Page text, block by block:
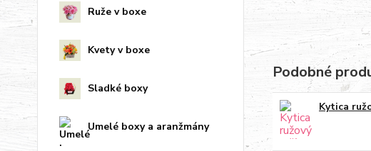
Ruže v boxe
Kvety v boxe
Sladké boxy
Umelé boxy a aranžmány
Podobné
Kytica